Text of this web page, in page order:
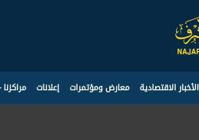
الأخبار الاقتصادية معارض ومؤتمرات إعلانات مراكزنا